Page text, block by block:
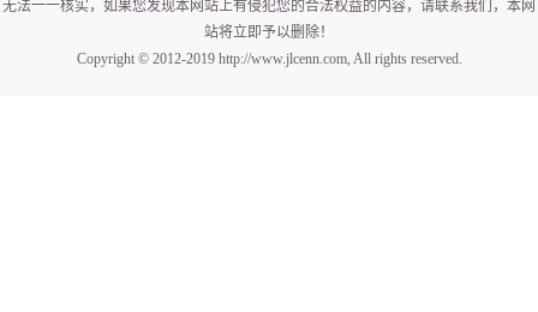
无法一一核实，如果您发现本网站上有侵犯您的合法权益的内容，请联系我们，本网
站将立即予以删除！
Copyright © 2012-2019 http://www.jlcenn.com, All rights reserved.